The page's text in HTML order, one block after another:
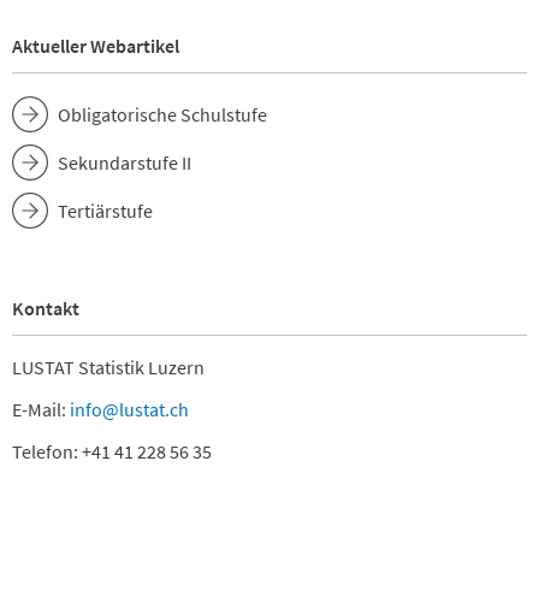
Aktueller Webartikel
Obligatorische Schulstufe
Sekundarstufe II
Tertiärstufe
Kontakt
LUSTAT Statistik Luzern
E-Mail: info@lustat.ch
Telefon: +41 41 228 56 35